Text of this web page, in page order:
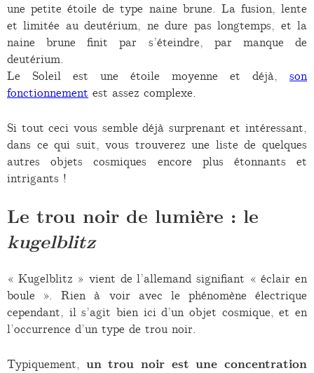
une petite étoile de type naine brune. La fusion, lente
et limitée au deutérium, ne dure pas longtemps, et la
naine brune finit par s’éteindre, par manque de
deutérium.
Le Soleil est une étoile moyenne et déjà, son
fonctionnement est assez complexe.
Si tout ceci vous semble déjà surprenant et intéressant,
dans ce qui suit, vous trouverez une liste de quelques
autres objets cosmiques encore plus étonnants et
intrigants !
Le trou noir de lumière : le
kugelblitz
« Kugelblitz » vient de l’allemand signifiant « éclair en
boule ». Rien à voir avec le phénomène électrique
cependant, il s’agit bien ici d’un objet cosmique, et en
l’occurrence d’un type de trou noir.
Typiquement, un trou noir est une concentration